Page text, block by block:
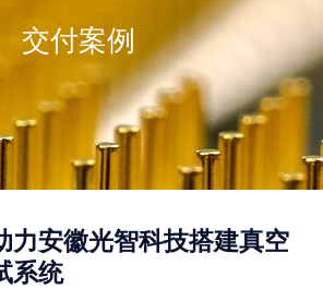
交付案例
力安徽光智科技搭建真空
系统